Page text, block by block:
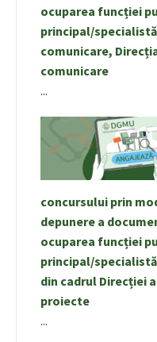
ocuparea funcției
principal/
comunicare,
comunicare
...
concursului prin
depunere a
ocuparea funcției
principal/
din cadrul Direcției
proiecte
...